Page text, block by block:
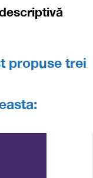
propuse trei